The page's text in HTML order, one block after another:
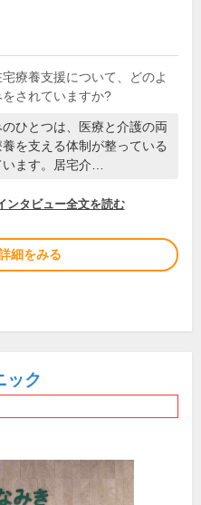
療養支援について、どのよ
をされていますか?
ひとつは、医療と介護の両
を支える体制が整っている
ます。居宅介…
ンタビュー全文を読む
細をみる
ック